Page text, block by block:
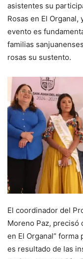
asistentes su
Rosas en El
evento es
familias
rosas su sustento.
El coordinador del
Moreno Paz, precisó
en El Organal”
es resultado de las